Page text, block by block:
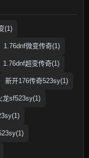
(1)
1.76dnf微变传奇(1)
1.76dnf超变传奇(1)
新开176传奇523sy(1)
龙sf523sy(1)